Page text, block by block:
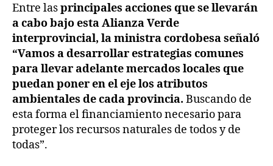
Entre lasprincipales acciones que se llevarán
a cabo bajo esta Alianza Verde
interprovincial, la ministra cordobesa señaló
“Vamos a desarrollar estrategias comunes
para llevar adelante mercados locales que
puedan poner en el eje los atributos
ambientales de cada provincia. Buscando de
esta forma el financiamiento necesario para
proteger los recursos naturales de todos y de
todas”.